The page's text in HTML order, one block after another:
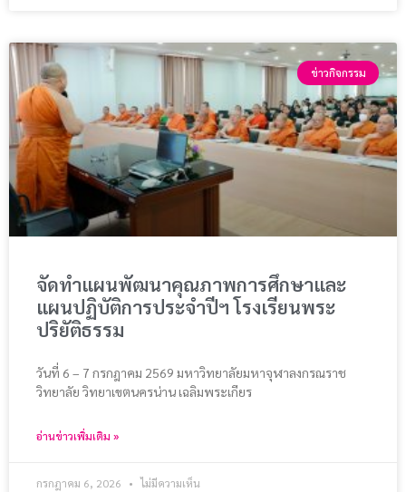
ข่าวกิจกรรม
จัดทำแผนพัฒนาคุณภาพการศึกษาและ
แผนปฏิบัติการประจำปีฯ โรงเรียนพระ
ปริยัติธรรม
วันที่ 6 – 7 กรกฎาคม 2569 มหาวิทยาลัยมหาจุฬาลงกรณราช
วิทยาลัย วิทยาเขตนครน่าน เฉลิมพระเกียร
อ่านข่าวเพิ่มเติม »
กรกฎาคม 6, 2026 ไม่มีความเห็น